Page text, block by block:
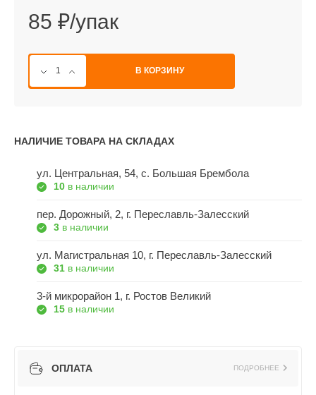
85 ₽/упак
В КОРЗИНУ
НАЛИЧИЕ ТОВАРА НА СКЛАДАХ
ул. Центральная, 54, c. Большая Брембола
10 в наличии
пер. Дорожный, 2, г. Переславль-Залесский
3 в наличии
ул. Магистральная 10, г. Переславль-Залесский
31 в наличии
3-й микрорайон 1, г. Ростов Великий
15 в наличии
ОПЛАТА ПОДРОБНЕЕ